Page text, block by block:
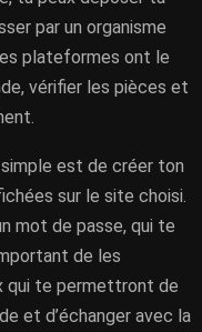
par un organisme
plateformes ont le
vérifier les pièces et
est de créer ton
sur le site choisi.
mot de passe, qui te
de les
qui te permettront de
et d’échanger avec la